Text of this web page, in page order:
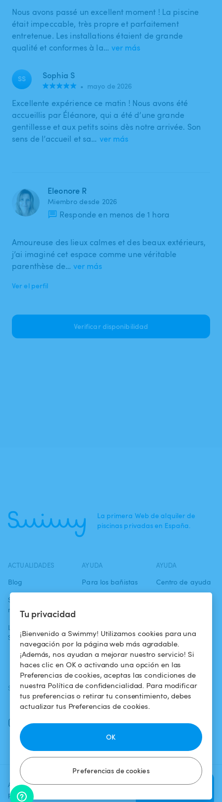
Tu privacidad
¡Bienvenido a Swimmy! Utilizamos cookies para una
navegación por la página web más agradable.
¡Además, nos ayudan a mejorar nuestro servicio! Si
haces clic en OK o activando una opción en las
Preferencias de cookies, aceptas las condiciones de
nuestra Política de confidencialidad. Para modificar
tus preferencias o retirar tu consentimiento, debes
actualizar tus Preferencias de cookies.
Preferencias de cookies
OK
Agrega una fecha y un horario
para ver el precio
Verificar
Nous avons passé un excellent moment ! La piscine
était impeccable, très propre et parfaitement
entretenue. Les installations étaient de grande
qualité et conformes à la… ver más
SS Sophia S
• mayo de 2026
Excellente expérience ce matin ! Nous avons été
accueillis par Éléanore, qui a été d’une grande
gentillesse et aux petits soins dès notre arrivée. Son
sens de l’accueil et sa… ver más
Eleonore R
Miembro desde 2026
Responde en menos de 1 hora
Amoureuse des lieux calmes et des beaux extérieurs,
j’ai imaginé cet espace comme une véritable
parenthèse de… ver más
Ver el perfil
Verificar disponibilidad
La primera Web de alquiler de
piscinas privadas en España.
ACTUALIDADES
Blog
Swimmy en los
medios
La aventura
Swimmy
AYUDA
Para los bañistas
piscina
¿Cómo funciona?
AYUDA
Centro de ayuda
confidencialidad
Aviso legal
SÍGUENOS
Facebook
Instagram
DESCARGAR LA APP